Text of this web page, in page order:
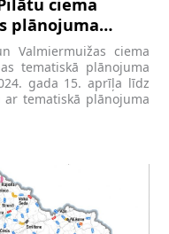
ciema
plānojuma
Valmiermuižas ciema
tematiskā plānojuma
gada 15. aprīļa līdz
tematiskā plānojuma